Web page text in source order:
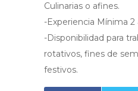
Culinarias o afines.
-Experiencia Mínima 2
-Disponibilidad para
rotativos, fines de
festivos.